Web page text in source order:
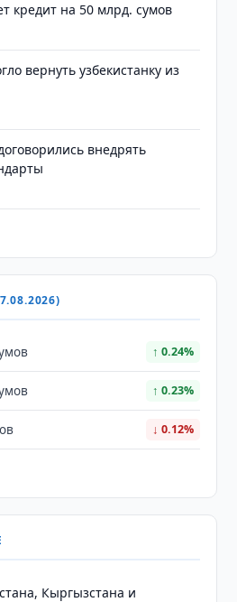
кредит на 50 млрд. сумов
вернуть узбекистанку из
внедрять
↑ 0.24%
↑ 0.23%
↓ 0.12%
Кыргызстана и